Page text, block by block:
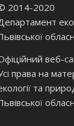
2014-2020
веб-
права на
та